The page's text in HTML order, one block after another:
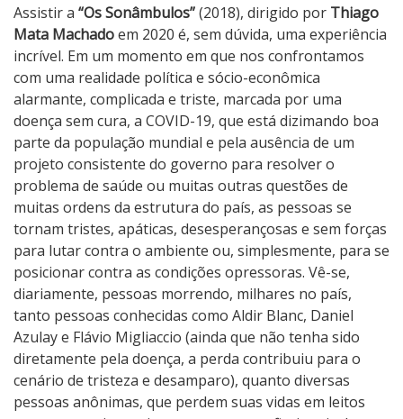
O
s
S
o
n
â
m
b
u
l
o
s
Assistir a “Os Sonâmbulos”(2018), dirigido por Thiago
Mata Machadoem 2020 é, sem dúvida, uma experiência
incrível. Em um momento em que nos confrontamos
com uma realidade política e sócio-econômica
alarmante, complicada e triste, marcada por uma
doença sem cura, a COVID-19, que está dizimando boa
parte da população mundial e pela ausência de um
projeto consistente do governo para resolver o
problema de saúde ou muitas outras questões de
muitas ordens da estrutura do país, as pessoas se
tornam tristes, apáticas, desesperançosas e sem forças
para lutar contra o ambiente ou, simplesmente, para se
posicionar contra as condições opressoras. Vê-se,
diariamente, pessoas morrendo, milhares no país,
tanto pessoas conhecidas como Aldir Blanc, Daniel
Azulay e Flávio Migliaccio (ainda que não tenha sido
diretamente pela doença, a perda contribuiu para o
cenário de tristeza e desamparo), quanto diversas
pessoas anônimas, que perdem suas vidas em leitos